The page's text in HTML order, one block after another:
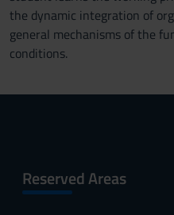
the dynamic integration of
general mechanisms of the
conditions.
Reserved Areas